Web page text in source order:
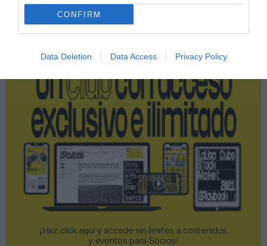
CONFIRM
Data Deletion Data Access Privacy Policy
2Playbook Club2P
¡Haz click aquí y accede sin límites a contenidos
y eventos para Socios!​​​​​​​